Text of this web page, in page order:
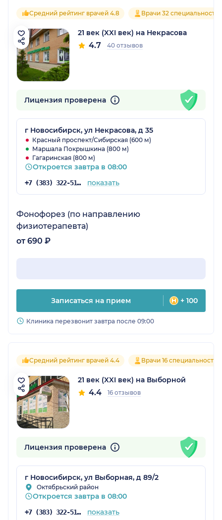
Средний рейтинг врачей 4.8 Врачи 32
21 век (XXI век) на Некрасова
4.7 40 отзывов
Лицензия проверена
г Новосибирск, ул Некрасова, д 35
Красный проспект/Сибирская (600 м)
Маршала Покрышкина (800 м)
Гагаринская (800 м)
Откроется завтра в 08:00
+7 (383) 322-51-40 показать
Фонофорез (по направлению
физиотерапевта)
от 690 ₽
Записаться на прием + 100
Клиника перезвонит завтра после 09:00
Средний рейтинг врачей 4.4 Врачи 16 специальностей
21 век (XXI век) на Выборной
4.4 16 отзывов
Лицензия проверена
г Новосибирск, ул Выборная, д 89/2
Октябрьский район
Откроется завтра в 08:00
+7 (383) 322-51-40 показать